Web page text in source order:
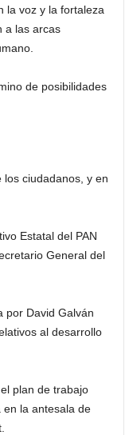
la voz y la fortaleza
a las arcas
de posibilidades
ciudadanos, y en
Estatal del PAN
General del
por David Galván
al desarrollo
plan de trabajo
la antesala de